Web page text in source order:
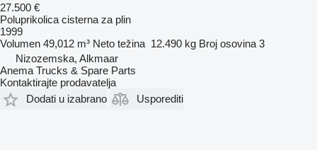
27.500 €
Poluprikolica cisterna za plin
1999
Volumen 49,012 m³ Neto težina 12.490 kg Broj osovina 3
Nizozemska, Alkmaar
Anema Trucks & Spare Parts
Kontaktirajte prodavatelja
Dodati u izabrano
Usporediti